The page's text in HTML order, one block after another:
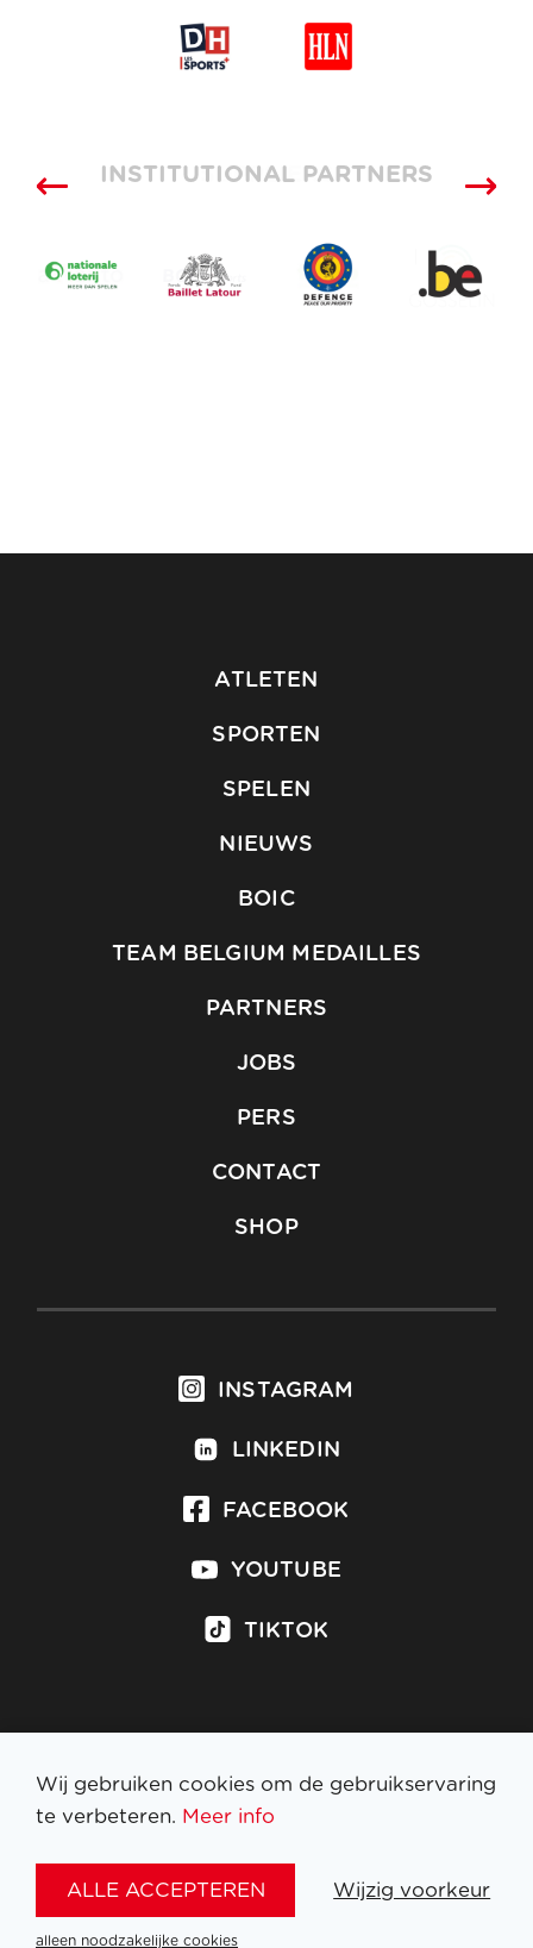
INSTITUTIONAL PARTNERS
ATLETEN
SPORTEN
SPELEN
NIEUWS
BOIC
TEAM BELGIUM MEDAILLES
PARTNERS
JOBS
PERS
CONTACT
SHOP
INSTAGRAM
LINKEDIN
FACEBOOK
YOUTUBE
TIKTOK
Inschrijven op nieuwsbrief
Wij gebruiken cookies om de gebruikservaring
te verbeteren. Meer info
ALLE ACCEPTEREN Wijzig voorkeur
alleen noodzakelijke cookies